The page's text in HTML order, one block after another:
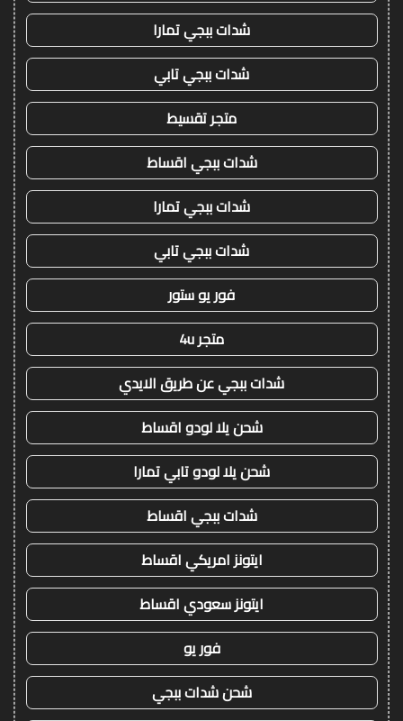
شدات ببجي تمارا
شدات ببجي تابي
متجر تقسيط
شدات ببجي اقساط
شدات ببجي تمارا
شدات ببجي تابي
فور يو ستور
متجر 4u
شدات ببجي عن طريق الايدي
شحن يلا لودو اقساط
شحن يلا لودو تابي تمارا
شدات ببجي اقساط
ايتونز امريكي اقساط
ايتونز سعودي اقساط
فور يو
شحن شدات ببجي